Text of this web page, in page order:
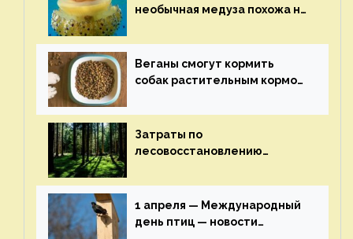
необычная медуза похожа на
экологии на ECOportal
Веганы смогут кормить
собак растительным кормом
здоровье — новости
экологии на ECOportal
Затраты по
лесовосстановлению
строительства — новости
экологии на ECOportal
1 апреля — Международный
день птиц — новости